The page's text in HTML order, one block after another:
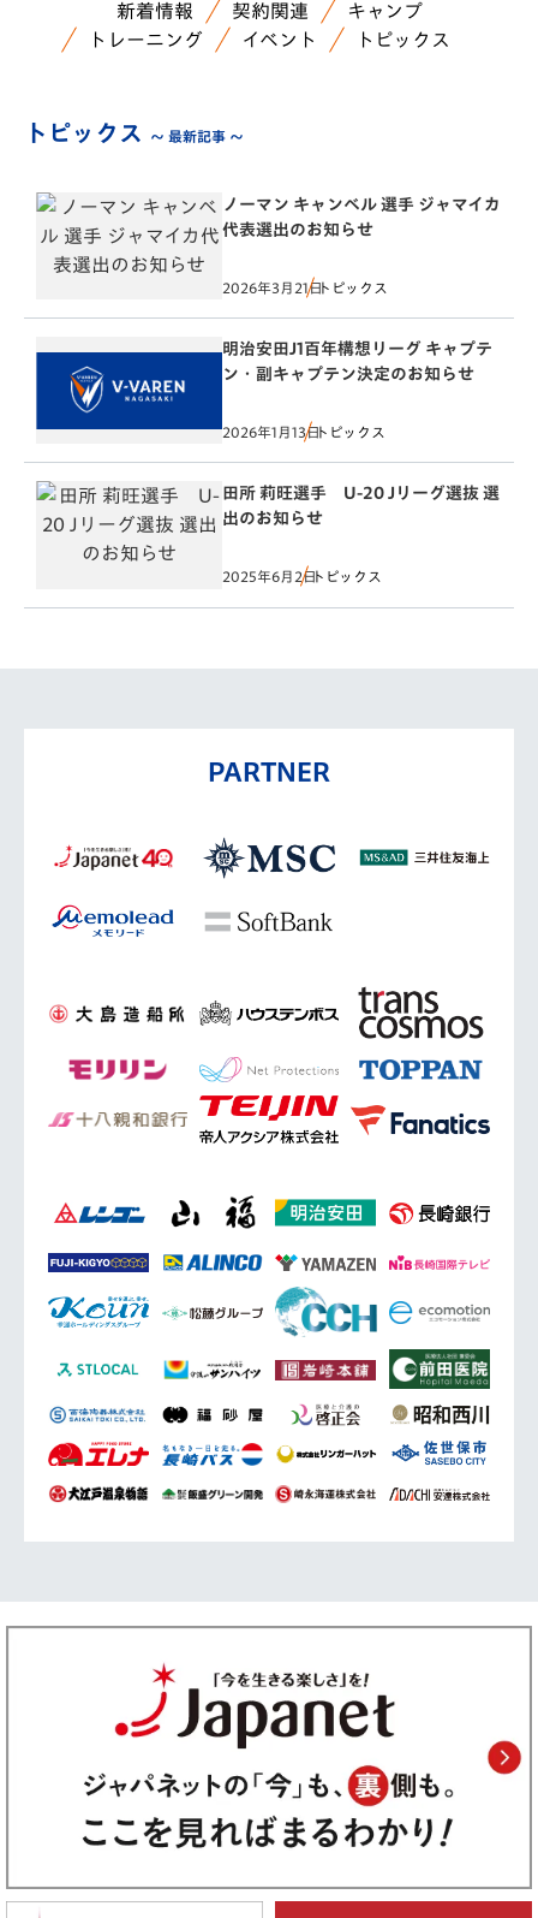
新着情報 契約関連
キャンプ
トレーニング
イベント トピックス
トピックス ～ 最新記事 ～
ノーマン キャンベル 選手 ジャマイカ
代表選出のお知らせ
2026年3月21日トピックス
明治安田J1百年構想リーグ キャプテ
ン・副キャプテン決定のお知らせ
2026年1月13日トピックス
田所 莉旺選手 U-20 Jリーグ選抜 選
出のお知らせ
2025年6月2日トピックス
PARTNER